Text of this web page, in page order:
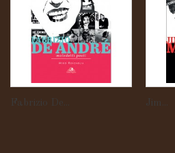
Fabrizio De... Jim...